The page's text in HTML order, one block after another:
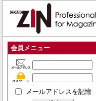
会員メニュー
メールアドレスを記憶